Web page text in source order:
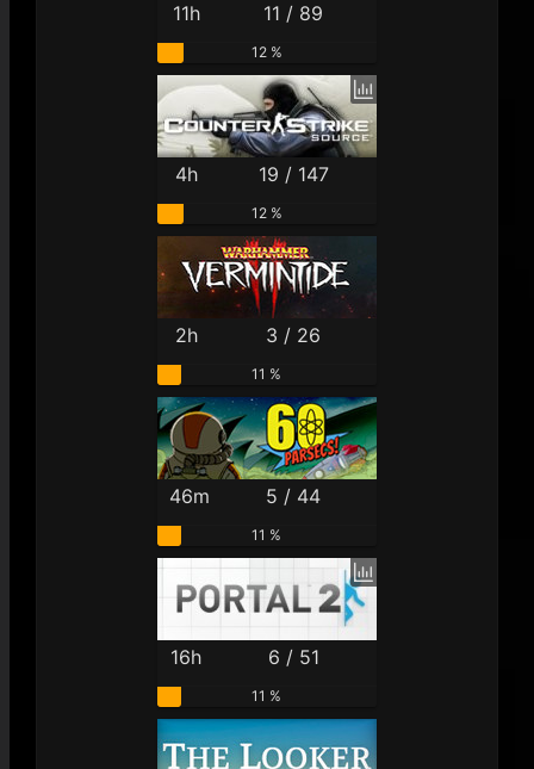
11h 11 / 89
12 %
4h 19 / 147
12 %
2h 3 / 26
11 %
46m 5 / 44
11 %
16h 6 / 51
11 %